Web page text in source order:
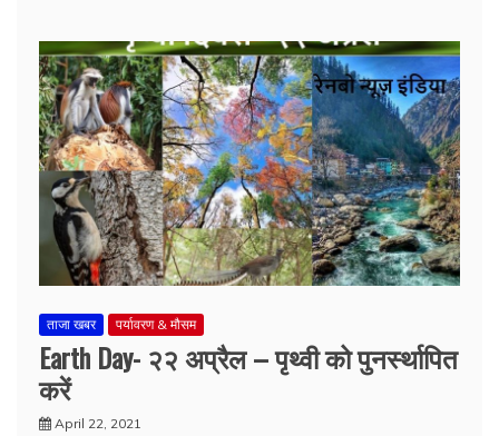
ताजा खबर पर्यावरण & मौसम
Earth Day- २२ अप्रैल – पृथ्वी को पुनर्स्थापित
करें
April 22, 2021